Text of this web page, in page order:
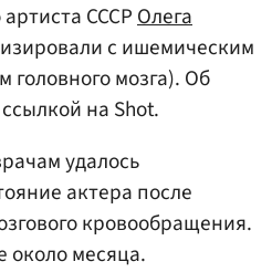
СССРОлега
с ишемическим
головного мозга). Об
на Shot.
удалось
актера после
кровообращения.
около месяца.